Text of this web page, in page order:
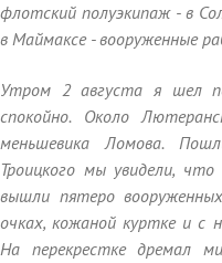
флотский полуэкипаж - в
в Маймаксе - вооруженные
Утром 2 августа я шел
спокойно. Около
меньшевика Ломова.
Троицкого мы увидели,
вышли пятеро
очках, кожаной куртке и с
На перекрестке дремал